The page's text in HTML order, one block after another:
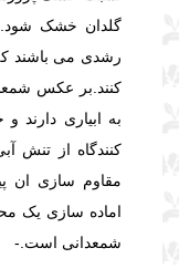
گلدان خشک
رشدی می باشند که
کنند.بر عکس
به ابیاری دارند
کنندگاه از تنش
مقاوم سازی ان
اماده سازی یک
شمعدانی است.-